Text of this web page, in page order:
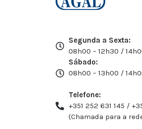
Segunda a Sexta:
08h00 – 12h30 /
Sábado:
08h00 – 13h00 /
Telefone:
+351 252 631 145 /
(Chamada para a